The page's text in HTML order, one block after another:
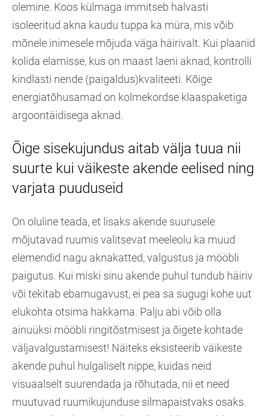
olemine. Koos külmaga immitseb halvasti
isoleeritud akna kaudu tuppa ka müra, mis võib
mõnele inimesele mõjuda väga häirivalt. Kui plaanid
kolida elamisse, kus on maast laeni aknad, kontrolli
kindlasti nende (paigaldus)kvaliteeti. Kõige
energiatõhusamad on kolmekordse klaaspaketiga
argoontäidisega aknad.
Õige sisekujundus aitab välja tuua nii
suurte kui väikeste akende eelised ning
varjata puuduseid
On oluline teada, et lisaks akende suurusele
mõjutavad ruumis valitsevat meeleolu ka muud
elemendid nagu aknakatted, valgustus ja mööbli
paigutus. Kui miski sinu akende puhul tundub häiriv
või tekitab ebamugavust, ei pea sa sugugi kohe uut
elukohta otsima hakkama. Palju abi võib olla
ainuüksi mööbli ringitõstmisest ja õigete kohtade
väljavalgustamisest! Näiteks eksisteerib väikeste
akende puhul hulgaliselt nippe, kuidas neid
visuaalselt suurendada ja rõhutada, nii et need
muutuvad ruumikujunduse silmapaistvaks osaks.